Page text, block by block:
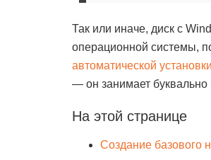
Так или иначе, диск с
операционной системы,
автоматической
— он занимает буквально
На этой странице
Создание базового